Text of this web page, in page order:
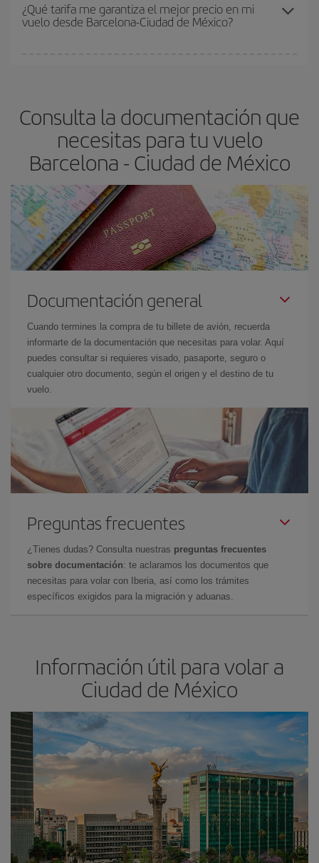
Los precios dependen de las plazas que queden libres en el vuelo
y de que las tarifas más baratas (turista) estén disponibles o se
¿Qué tarifa me garantiza el mejor precio en mi
vuelo desde Barcelona-Ciudad de México?
Consulta la documentación que
necesitas para tu vuelo
Barcelona - Ciudad de México
Documentación general
Cuando termines la compra de tu billete de avión, recuerda
informarte de la documentación que necesitas para volar. Aquí
puedes consultar si requieres visado, pasaporte, seguro o
cualquier otro documento, según el origen y el destino de tu
vuelo.
Preguntas frecuentes
¿Tienes dudas? Consulta nuestras preguntas frecuentes
sobre documentación: te aclaramos los documentos que
necesitas para volar con Iberia, así como los trámites
específicos exigidos para la migración y aduanas.
Información útil para volar a
Ciudad de México